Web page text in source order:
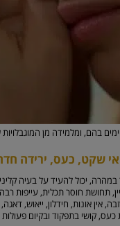
בהם, ומלמידה מן
אי שקט, כעס, ירידה
במהרה, יכול להעיד על בעיה
תחושת חוסר תכלית, עייפות
אין אונות, חידלון, ייאוש,
קושי בתפקוד ובקיום פעולות